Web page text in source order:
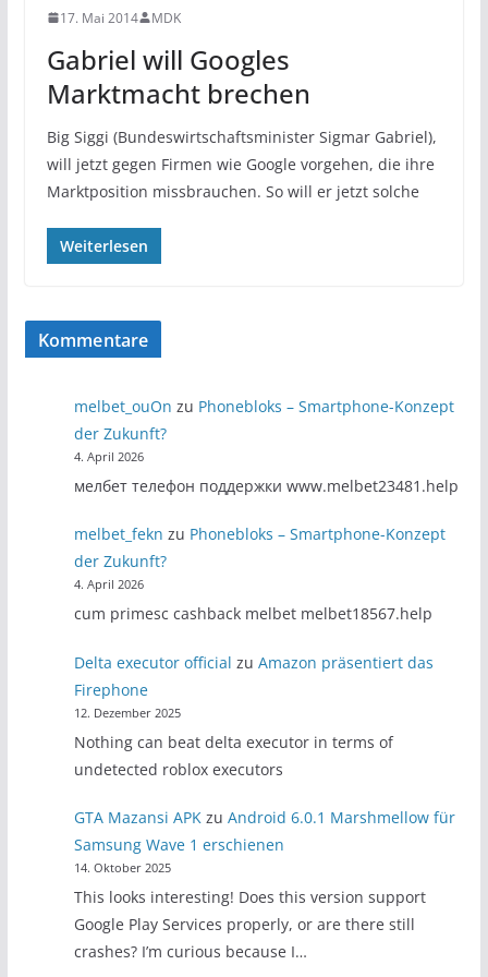
17. Mai 2014 MDK
Gabriel will Googles
Marktmacht brechen
Big Siggi (Bundeswirtschaftsminister Sigmar Gabriel),
will jetzt gegen Firmen wie Google vorgehen, die ihre
Marktposition missbrauchen. So will er jetzt solche
Weiterlesen
Kommentare
melbet_ouOn zu Phonebloks – Smartphone-Konzept
der Zukunft?
4. April 2026
мелбет телефон поддержки www.melbet23481.help
melbet_fekn zu Phonebloks – Smartphone-Konzept
der Zukunft?
4. April 2026
cum primesc cashback melbet melbet18567.help
Delta executor official zuAmazon präsentiert das
Firephone
12. Dezember 2025
Nothing can beat delta executor in terms of
undetected roblox executors
GTA Mazansi APK zuAndroid 6.0.1 Marshmellow für
Samsung Wave 1 erschienen
14. Oktober 2025
This looks interesting! Does this version support
Google Play Services properly, or are there still
crashes? I’m curious because I…